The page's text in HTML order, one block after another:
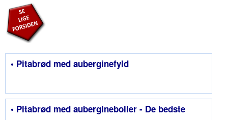
• Pitabrød med auberginefyld
• Pitabrød med aubergineboller - De bedste